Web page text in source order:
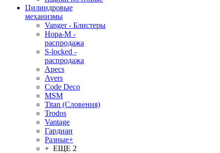
Цилиндровые
механизмы
Vanger - Блистеры
Нора-М -
распродажа
S-locked -
распродажа
Apecs
Avers
Code Deco
MSM
Titan (Словения)
Trodos
Vantage
Гардиан
Разные+
+ ЕЩЕ 2